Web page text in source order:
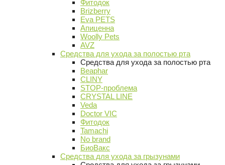
Фитодок
Brizberry
Eva PETS
Апиценна
Woolly Pets
AVZ
Средства для ухода за полостью рта
Средства для ухода за полостью рта
Beaphar
CLINY
STOP-проблема
CRYSTAL LINE
Veda
Doctor VIC
Фитодок
Tamachi
No brand
БиоВакс
Средства для ухода за грызунами